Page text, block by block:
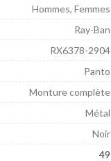
Hommes, Femmes
Ray-Ban
RX6378-2904
Panto
Monture complète
Métal
Noir
49